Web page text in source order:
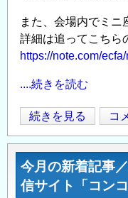
また、会場内でミニ
詳細は追ってこちら
https://note.com/
....続きを読む
開
発
コ
ン
サ
続きを見る コ
今月の新着記事
信サイト「コン